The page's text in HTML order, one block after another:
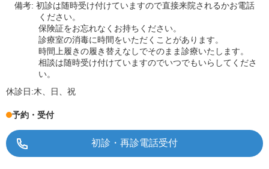
備考:初診は随時受け付けていますので直接来院されるかお電話
ください。
保険証をお忘れなくお持ちください。
診療室の消毒に時間をいただくことがあります。
時間上履きの履き替えなしでそのまま診療いたします。
相談は随時受け付けていますのでいつでもいらしてくださ
い。
休診日:木、日、祝
予約・受付
初診・再診電話受付